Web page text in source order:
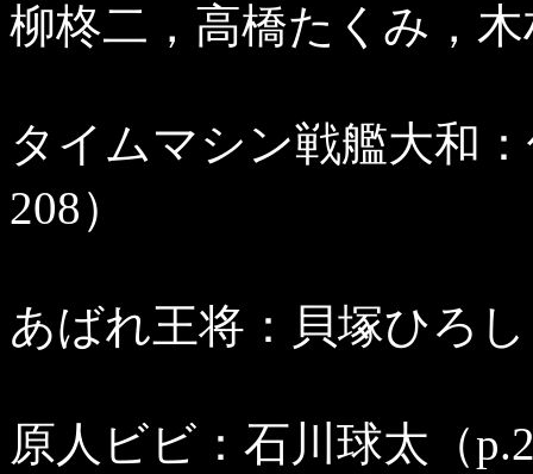
柳柊二，高橋たくみ，
タイムマシン戦艦大和
208）
あばれ王将：貝塚ひろ
原人ビビ：石川球太（